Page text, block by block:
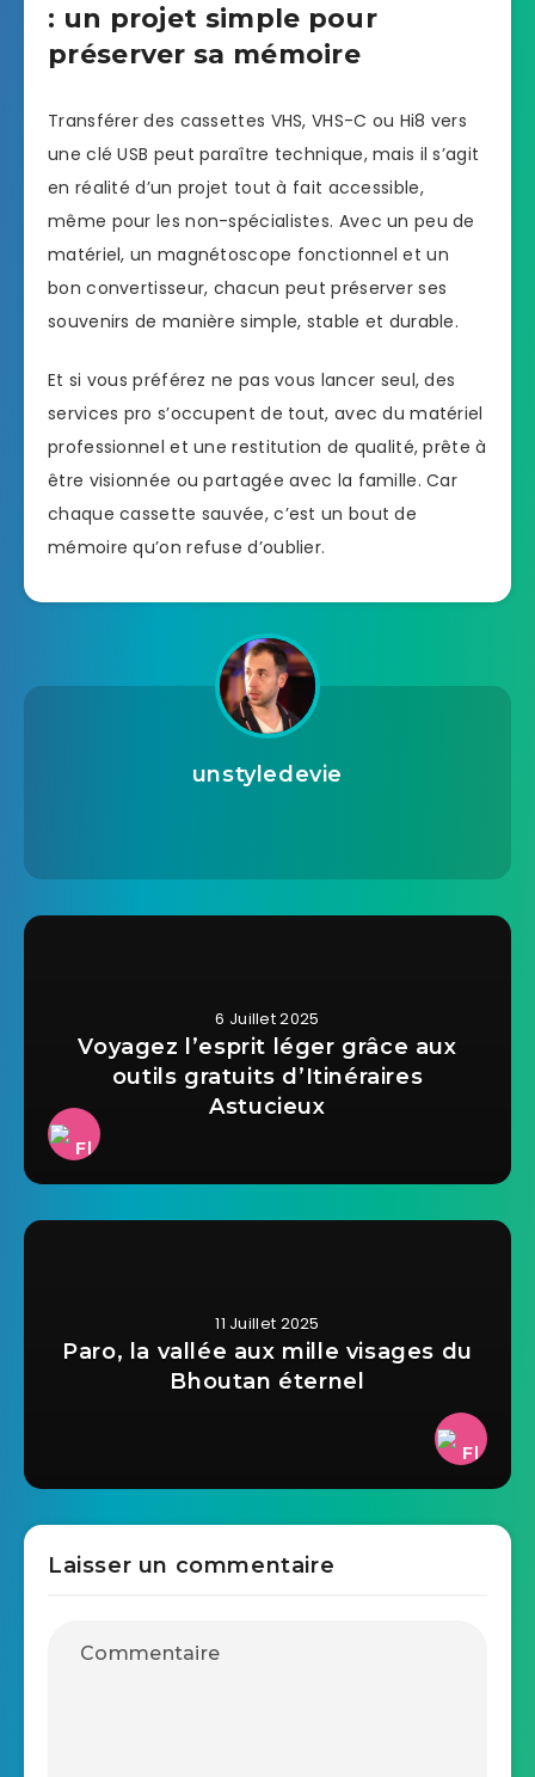
: un projet simple pour
préserver sa mémoire
Transférer des cassettes VHS, VHS-C ou Hi8 vers
une clé USB peut paraître technique, mais il s’agit
en réalité d’un projet tout à fait accessible,
même pour les non-spécialistes. Avec un peu de
matériel, un magnétoscope fonctionnel et un
bon convertisseur, chacun peut préserver ses
souvenirs de manière simple, stable et durable.
Et si vous préférez ne pas vous lancer seul, des
services pro s’occupent de tout, avec du matériel
professionnel et une restitution de qualité, prête à
être visionnée ou partagée avec la famille. Car
chaque cassette sauvée, c’est un bout de
mémoire qu’on refuse d’oublier.
unstyledevie
6 Juillet 2025
Voyagez l’esprit léger grâce aux
outils gratuits d’Itinéraires
Astucieux
11 Juillet 2025
Paro, la vallée aux mille visages du
Bhoutan éternel
Laisser un commentaire